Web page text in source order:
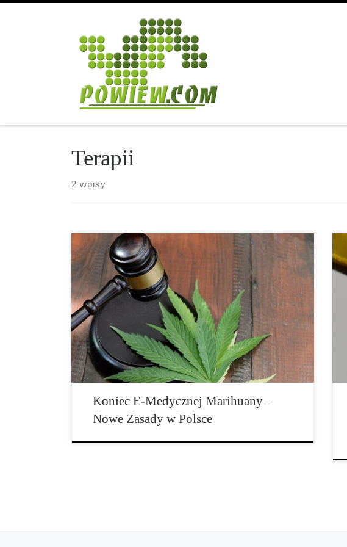
Terapii
2 wpisy
Medyczna marihuana przez lata była nadzieją dla pacjentów
zmagających się […]
Koniec E-Medycznej Marihuany –
Nowe Zasady w Polsce